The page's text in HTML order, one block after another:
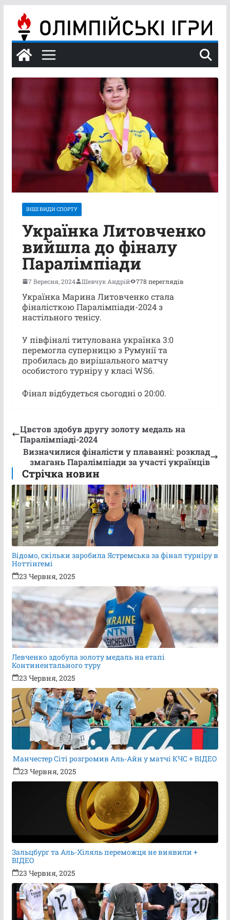
вмісту
ІНШІ ВИДИ СПОРТУ
Українка Литовченко
вийшла до фіналу
Паралімпіади
7 Вересня, 2024 Шевчук Андрій 778 переглядів
Українка Марина Литовченко стала
фіналісткою Паралімпіади-2024 з
настільного тенісу.
У півфіналі титулована українка 3:0
перемогла суперницю з Румунії та
пробилась до вирішального матчу
особистого турніру у класі WS6.
Фінал відбудеться сьогодні о 20:00.
Цвєтов здобув другу золоту медаль на
Паралімпіаді-2024
Визначилися фіналісти у плаванні: розклад
змагань Паралімпіади за участі українців
Стрічка новин
Відомо, скільки заробила Ястремська за фінал турніру в
Ноттінгемі
23 Червня, 2025
Левченко здобула золоту медаль на етапі
Континентального туру
23 Червня, 2025
Манчестер Сіті розгромив Аль-Айн у матчі КЧС + ВІДЕО
23 Червня, 2025
Зальцбург та Аль-Хіляль переможця не виявили +
ВІДЕО
23 Червня, 2025